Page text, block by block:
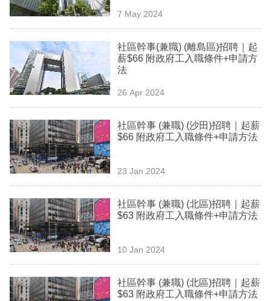
欄
閱
專
區
7 May 2024
社區幹事(兼職) (離島區)招聘｜起
薪$66 附政府工入職條件+申請方
法
26 Apr 2024
社區幹事 (兼職) (沙田)招聘｜起薪
$66 附政府工入職條件+申請方法
23 Jan 2024
社區幹事 (兼職) (北區)招聘｜起薪
$63 附政府工入職條件+申請方法
10 Jan 2024
社區幹事 (兼職) (北區)招聘｜起薪
$63 附政府工入職條件+申請方法